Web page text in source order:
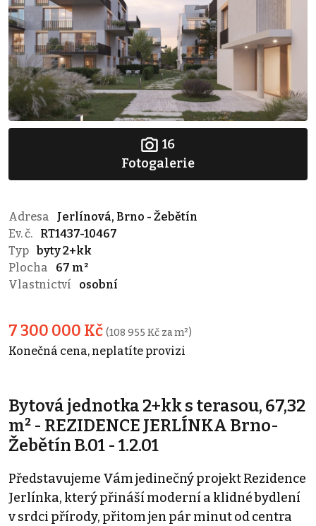
16
Fotogalerie
Adresa
Jerlínová, Brno - Žebětín
Ev. č.
RT1437-10467
Typ byty 2+kk
Plocha
67 m²
Vlastnictví
osobní
7 300 000 Kč (108 955 Kč za m²)
Konečná cena, neplatíte provizi
Bytová jednotka 2+kk s terasou, 67,32
m² - REZIDENCE JERLÍNKA Brno-
Žebětín B.01 - 1.2.01
Představujeme Vám jedinečný projekt Rezidence
Jerlínka, který přináší moderní a klidné bydlení
v srdci přírody, přitom jen pár minut od centra